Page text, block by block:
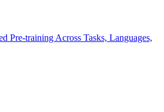
Pre-training Across Tasks, Languages,